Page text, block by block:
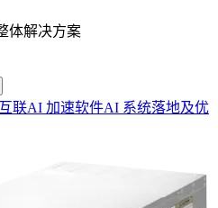
体解决方案
联AI 加速软件AI 系统落地及优